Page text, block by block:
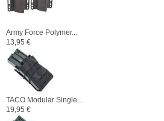
Army Force Polymer...
13,95 €
TACO Modular Single...
19,95 €